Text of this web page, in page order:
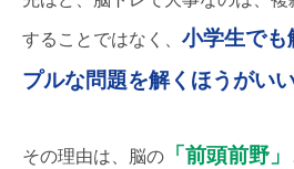
することではなく、 小学生でも
プルな問題を解くほうがい
その理由は、脳の 「前頭前野」